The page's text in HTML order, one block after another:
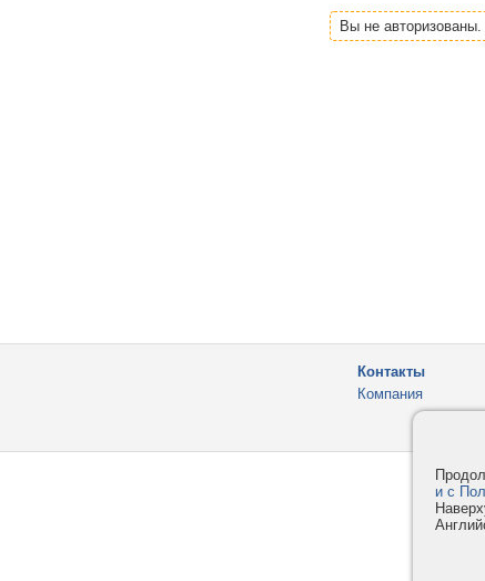
Вы не
Контакты
Компания
и с